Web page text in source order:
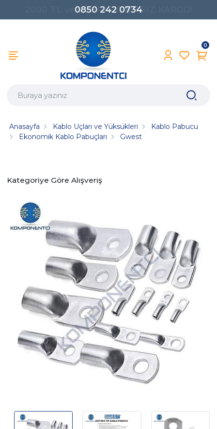
0850 242 0734
0
Anasayfa Kablo Uçları ve Yüksükleri
Kablo Pabucu
Ekonomik Kablo Pabuçları
Gwest
Kategoriye Göre Alışveriş